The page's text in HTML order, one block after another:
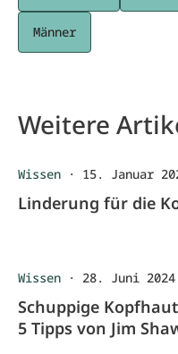
Männer
Weitere
Wissen · 15. Januar
Linderung für die
Wissen · 28. Juni 2024
Schuppige
5 Tipps von Jim